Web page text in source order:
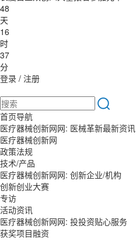
48
天
16
时
37
分
登录 / 注册
首页导航
医疗器械创新网网: 医械革新最新资讯
医疗器械创新网
政策法规
技术/产品
医疗器械创新网网: 创新企业/机构
创新创业大赛
专访
活动资讯
医疗器械创新网网: 投投资贴心服务
获奖项目融资